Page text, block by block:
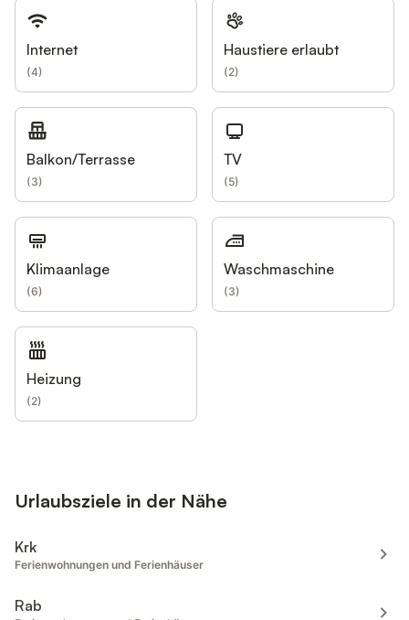
Internet
(4)
Haustiere erlaubt
(2)
Balkon/Terrasse
(3)
TV
(5)
Klimaanlage
(6)
Waschmaschine
(3)
Heizung
(2)
Urlaubsziele in der Nähe
Krk
Ferienwohnungen und Ferienhäuser
Rab